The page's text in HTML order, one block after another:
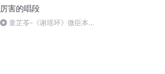
厉害的唱段
童芷苓-《谢瑶环》微臣本是